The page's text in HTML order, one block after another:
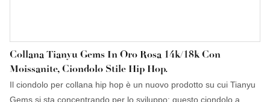
Collana Tianyu Gems In Oro Rosa 14k/18k Con
Moissanite, Ciondolo Stile Hip Hop.
Il ciondolo per collana hip hop è un nuovo prodotto su cui Tianyu
Gems si sta concentrando per lo sviluppo; questo ciondolo a